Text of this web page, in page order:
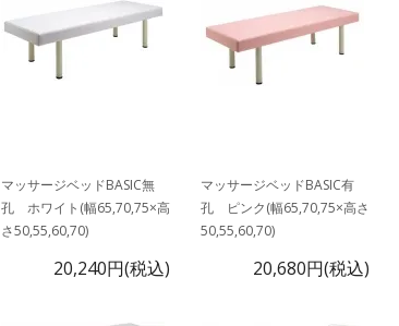
マッサージベッドBASIC無
孔 ホワイト(幅65,70,75×高
さ50,55,60,70)
20,240円(税込)
マッサージベッドBASIC有
孔 ピンク(幅65,70,75×高さ
50,55,60,70)
20,680円(税込)